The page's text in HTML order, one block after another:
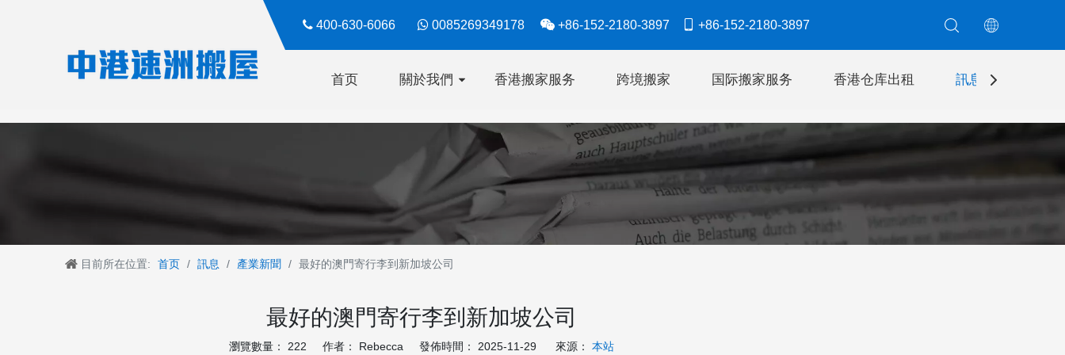
 400-630-6066  0085269349178  +86-152-2180-3897  +86-152-2180-3897​​​​​​​
首页 關於我們 香港搬家服务 跨境搬家 国际搬家服务 香港仓库出租 訊息
目前所在位置: 首页 / 訊息 / 產業新聞 / 最好的澳門寄行李到新加坡公司
最好的澳門寄行李到新加坡公司
瀏覽數量： 222 作者： Rebecca 發佈時間： 2025-11-29 來源： 本站